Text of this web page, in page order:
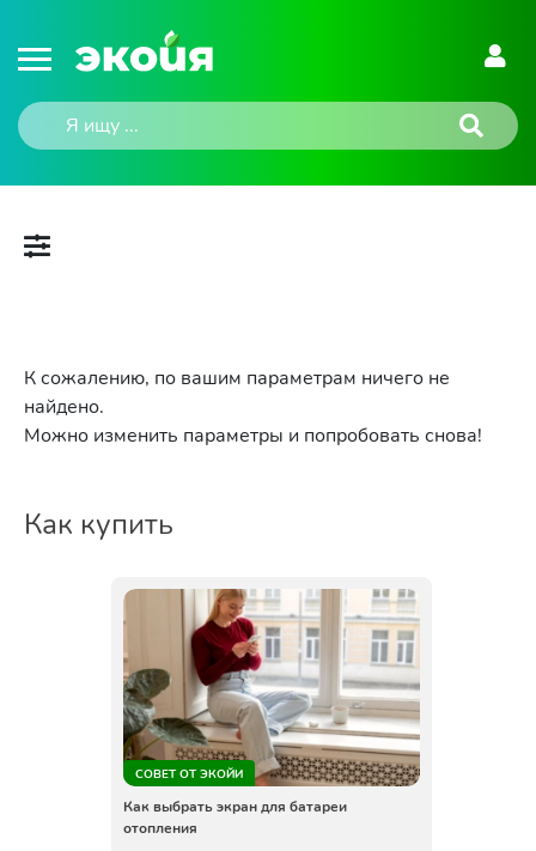
К сожалению, по вашим параметрам ничего не
найдено.
Можно изменить параметры и попробовать снова!
Как купить
СОВЕТ ОТ ЭКОЙИ
Как выбрать экран для батареи
отопления